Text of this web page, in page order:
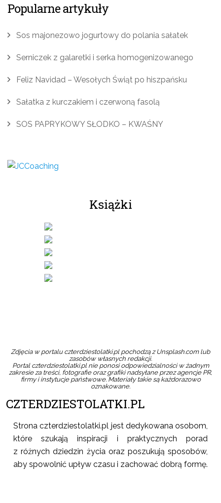
Popularne artykuły
Sos majonezowo jogurtowy do polania sałatek
Serniczek z galaretki i serka homogenizowanego
Feliz Navidad – Wesołych Świąt po hiszpańsku
Sałatka z kurczakiem i czerwoną fasolą
SOS PAPRYKOWY SŁODKO – KWAŚNY
Książki
Zdjęcia w portalu czterdziestolatki.pl pochodzą z Unsplash.com lub
zasobów własnych redakcji.
Portal czterdziestolatki.pl nie ponosi odpowiedzialności w żadnym
zakresie za treści, fotografie oraz grafiki nadsyłane przez agencje PR,
firmy i instytucje państwowe. Materiały takie są każdorazowo
oznakowane.
CZTERDZIESTOLATKI.PL
Strona czterdziestolatki.pl jest dedykowana osobom,
które szukają inspiracji i praktycznych porad
z różnych dziedzin życia oraz poszukują sposobów,
aby spowolnić upływ czasu i zachować dobrą formę.